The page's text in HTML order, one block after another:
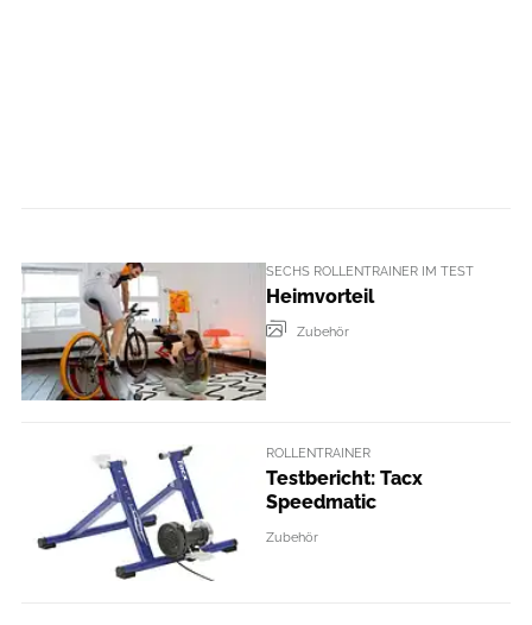
SECHS ROLLENTRAINER IM TEST
Heimvorteil
Zubehör
ROLLENTRAINER
Testbericht: Tacx
Speedmatic
Zubehör